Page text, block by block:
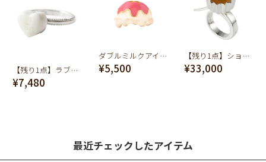
【残り1点】ラブレス タブレット リング
¥7,480
ダブルミルクアイス チャーム
¥5,500
【残り1点】ショコラリング(コーヒー)
¥33,000
最近チェックしたアイテム